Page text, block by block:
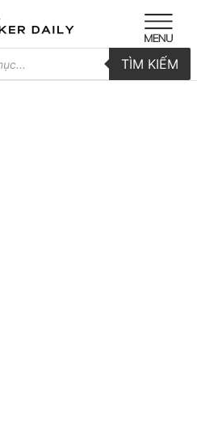
TÌM KIẾM